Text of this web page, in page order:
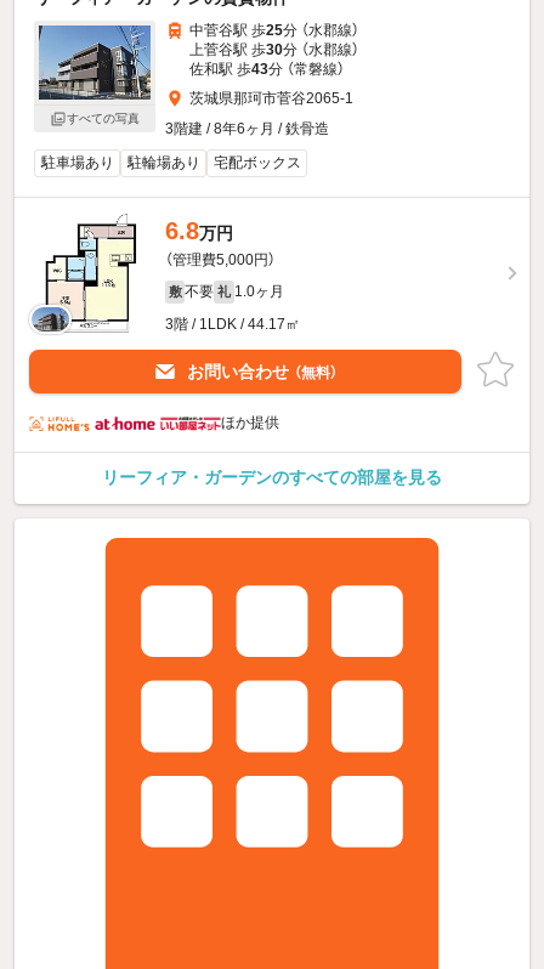
すべての写真
中菅谷駅 歩25分 （水郡線）
上菅谷駅 歩30分 （水郡線）
佐和駅 歩43分 （常磐線）
茨城県那珂市菅谷2065-1
3階建 / 8年6ヶ月 / 鉄骨造
駐車場あり
駐輪場あり 宅配ボックス
6.8万円
（管理費5,000円）
敷 不要 礼 1.0ヶ月
3階 / 1LDK / 44.17㎡
お問い合わせ （無料）
ほか提供
リーフィア・ガーデンのすべての部屋を見る